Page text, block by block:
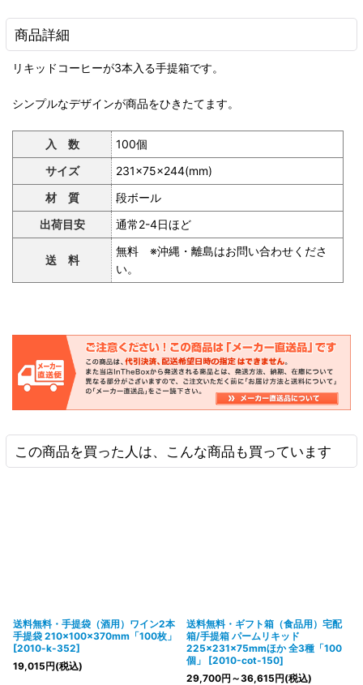
商品詳細
リキッドコーヒーが3本入る手提箱です。
シンプルなデザインが商品をひきたてます。
入 数
100個
サイズ
231×75×244(mm)
材 質
段ボール
出荷目安
通常2-4日ほど
送 料
無料 ※沖縄・離島はお問い合わせくださ
い。
この商品を買った人は、こんな商品も買っています
送料無料・手提袋（酒用）ワイン2本
手提袋 210×100×370mm「100枚」
[2010-k-352]
19,015円(税込)
送料無料・ギフト箱（食品用）宅配
箱/手提箱 パームリキッド
225×231×75mmほか 全3種「100
個」
[2010-cot-150]
29,700円 ～36,615円(税込)